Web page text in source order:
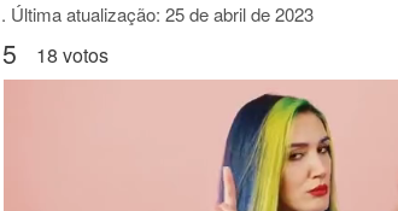
Última atualização: 25 de abril de 2023
18 votos